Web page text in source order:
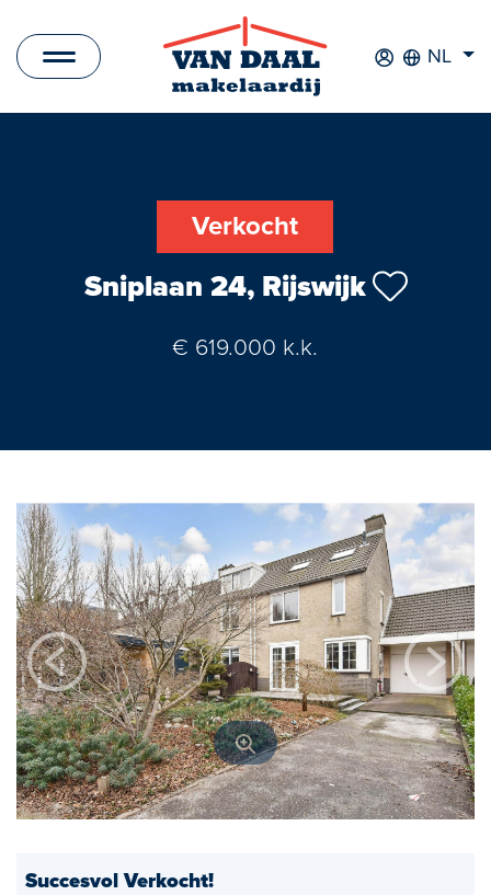
NL
Bedrijfsaanbod
Open huizen
Baerz & Co
Aangekocht
Diensten
Huis verkopen
Huis kopen
Exclusief wonen
Verkocht
Sniplaan 24, Rijswijk
€ 619.000 k.k.
Succesvol Verkocht!